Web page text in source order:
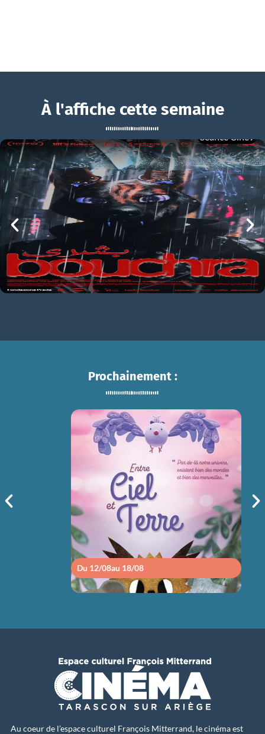
Yoroï
Yoroï Bande-annonce VF
À l'affiche cette semaine
BOUCHRA
mer 05/08
21h00
Prochainement :
Du 12/08au 18/08
ENTRE CIEL ET TERRE
sam 15/08
14h30
Au coeur de l’espace culturel François Mitterrand, le cinéma est